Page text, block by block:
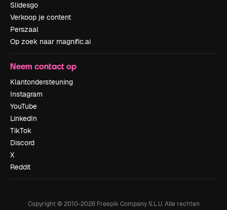
Slidesgo
Verkoop je content
Perszaal
Op zoek naar magnific.ai
Neem contact op
Klantondersteuning
Instagram
YouTube
LinkedIn
TikTok
Discord
X
Reddit
Copyright © 2010-2026Freepik Company S.L.U. Alle rechten